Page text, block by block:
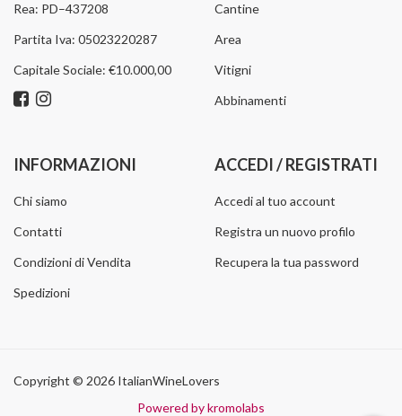
Rea: PD–437208
Partita Iva: 05023220287
Capitale Sociale: €10.000,00
Cantine
Area
Vitigni
Abbinamenti
INFORMAZIONI
Chi siamo
Contatti
Condizioni di Vendita
Spedizioni
ACCEDI / REGISTRATI
Accedi al tuo account
Registra un nuovo profilo
Recupera la tua password
Copyright © 2026 ItalianWineLovers
Powered by kromolabs